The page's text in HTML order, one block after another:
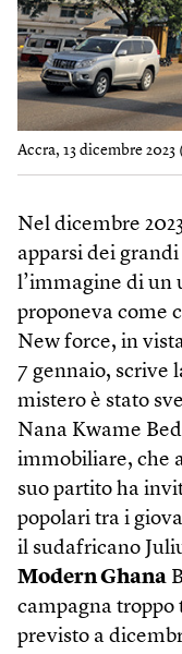
Accra, 13 dicembre 2023 (
Nel dicembre
apparsi dei
l’immagine di un
proponeva come
New force, in
7 gennaio, scrive
mistero è stato
Nana Kwame
immobiliare, che
suo partito ha
popolari tra i
il sudafricano
Modern Ghana
campagna
previsto a